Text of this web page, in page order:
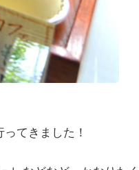
てきました！